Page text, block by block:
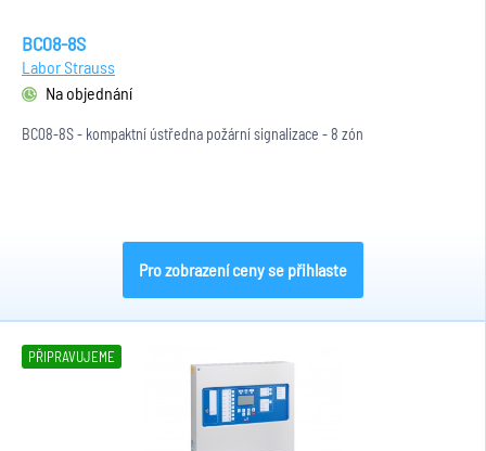
BC08-8S
Labor Strauss
Na objednání
BC08-8S - kompaktní ústředna požární signalizace - 8 zón
Pro zobrazení ceny se přihlaste
PŘIPRAVUJEME